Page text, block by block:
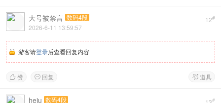
12#
大号被禁言 数码4段
2026-6-11 13:59:57
游客请登录后查看回复内容
 赞  回复  道具
#
heju 数码4段